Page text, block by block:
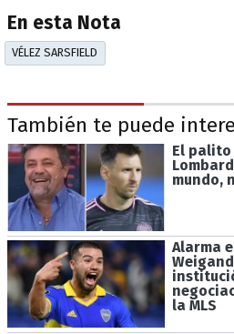
En esta Nota
VÉLEZ SARSFIELD
También te puede
El palito
mundo,
Alarma
la MLS